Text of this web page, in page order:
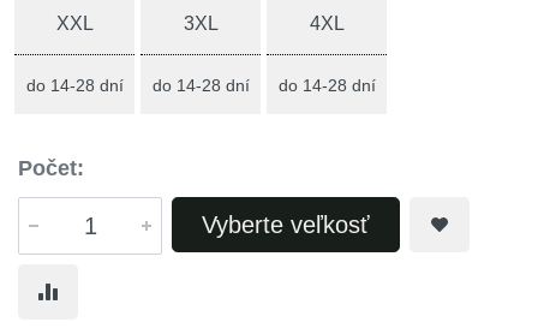
XXL
do 14-28 dní
3XL
do 14-28 dní
4XL
do 14-28 dní
Počet:
Vyberte veľkosť